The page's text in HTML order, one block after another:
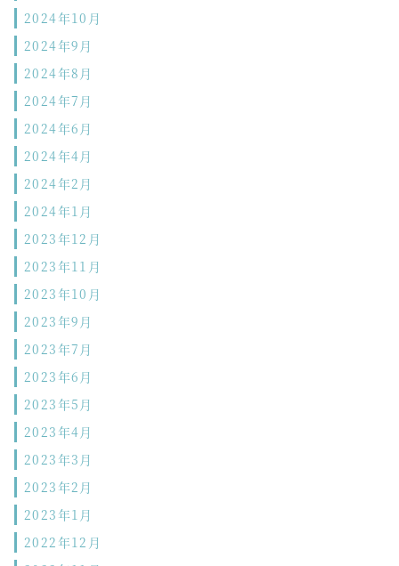
2024年10月
2024年9月
2024年8月
2024年7月
2024年6月
2024年4月
2024年2月
2024年1月
2023年12月
2023年11月
2023年10月
2023年9月
2023年7月
2023年6月
2023年5月
2023年4月
2023年3月
2023年2月
2023年1月
2022年12月